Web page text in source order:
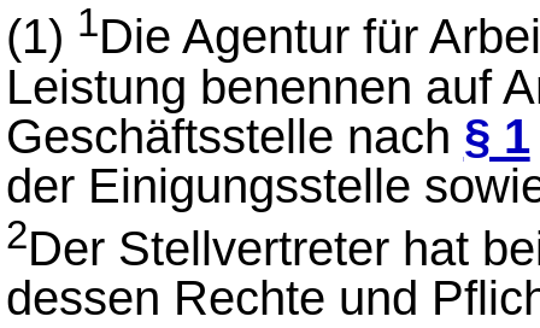
(1) 1Die Agentur für
Leistung benennen auf
Geschäftsstelle nach § 1
der Einigungsstelle
2Der Stellvertreter hat
dessen Rechte und